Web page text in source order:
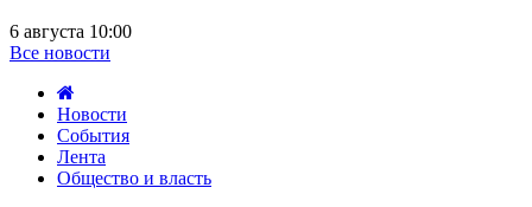
6 августа 10:00
Все новости
Новости
События
Лента
Общество и власть